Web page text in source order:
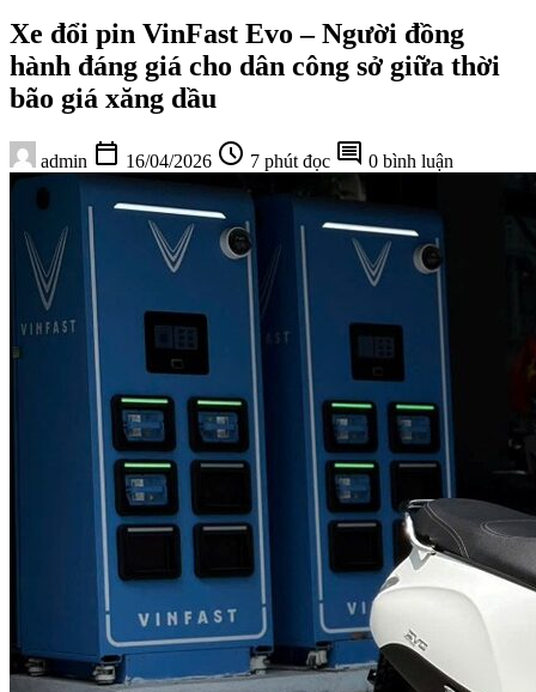
Xe đổi pin VinFast Evo – Người đồng
hành đáng giá cho dân công sở giữa thời
bão giá xăng dầu
admin calendar_today 16/04/2026 schedule 7 phút đọc comment 0 bình luận